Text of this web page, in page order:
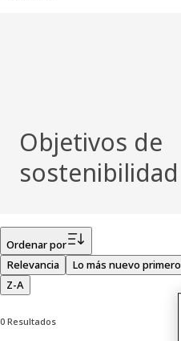
Objetivos de
sostenibilidad
Ordenar por
Relevancia
Lo más nuevo primero
Z-A
0 Resultados